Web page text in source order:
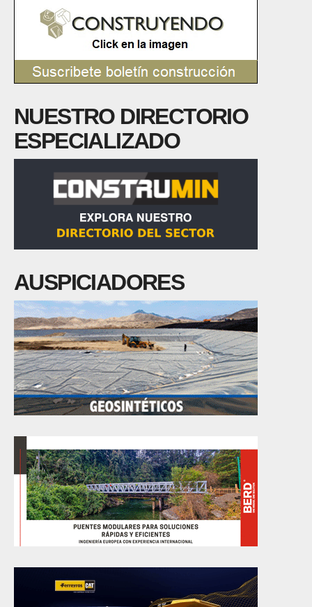
NUESTRO DIRECTORIO
ESPECIALIZADO
AUSPICIADORES